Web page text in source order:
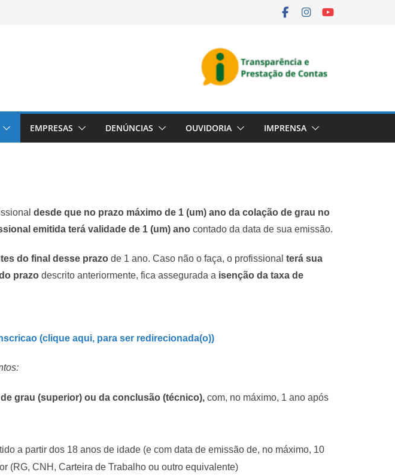
EMPRESAS DENÚNCIAS OUVIDORIA IMPRENSA
desde que no prazo máximo de 1 (um) ano da colação de grau no
emitida terá validade de 1 (um) ano contado da data de sua emissão.
do final desse prazo de 1 ano. Caso não o faça, o profissional terá sua
prazo descrito anteriormente, fica assegurada a isenção da taxa de
(clique aqui, para ser redirecionada(o))
grau (superior) ou da conclusão (técnico), com, no máximo, 1 ano após
a partir dos 18 anos de idade (e com data de emissão de, no máximo, 10
(RG, CNH, Carteira de Trabalho ou outro equivalente)